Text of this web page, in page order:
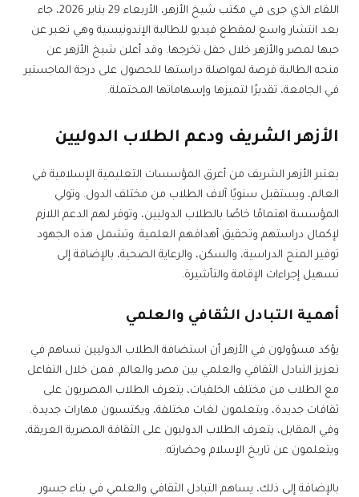
اللقاء الذي جرى في مكتب شيخ الأزهر، الأربعاء 29 يناير 2026، جاء
بعد انتشار واسع لمقطع فيديو للطالبة الإندونيسية وهي تعبر عن
حبها لمصر والأزهر خلال حفل تخرجها. وقد أعلن شيخ الأزهر عن
منحه الطالبة فرصة لمواصلة دراستها للحصول على درجة الماجستير
في الجامعة، تقديرًا لتميزها وإسهاماتها المحتملة.
الأزهر الشريف ودعم الطلاب الدوليين
يعتبر الأزهر الشريف من أعرق المؤسسات التعليمية الإسلامية في
العالم، ويستقبل سنويًا آلاف الطلاب من مختلف الدول. وتولي
المؤسسة اهتمامًا خاصًا بالطلاب الدوليين، وتوفر لهم الدعم اللازم
لإكمال دراستهم وتحقيق أهدافهم العلمية. وتشمل هذه الجهود
توفير المنح الدراسية، والسكن، والرعاية الصحية، بالإضافة إلى
تسهيل إجراءات الإقامة والتأشيرة.
أهمية التبادل الثقافي والعلمي
يؤكد مسؤولون في الأزهر أن استضافة الطلاب الدوليين تساهم في
تعزيز التبادل الثقافي والعلمي بين مصر والعالم. فمن خلال التفاعل
مع الطلاب من مختلف الخلفيات، يتعرف الطلاب المصريون على
ثقافات جديدة، ويتعلمون لغات مختلفة، ويكتسبون مهارات جديدة.
وفي المقابل، يتعرف الطلاب الدوليون على الثقافة المصرية العريقة،
ويتعلمون عن تاريخ الإسلام وحضارته.
بالإضافة إلى ذلك، يساهم التبادل الثقافي والعلمي في بناء جسور